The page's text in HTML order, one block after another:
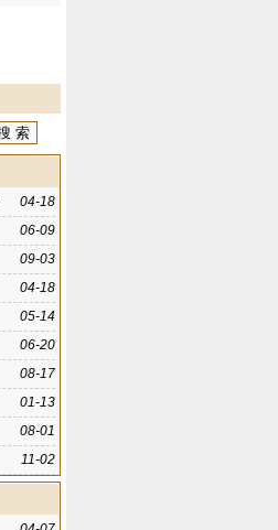
04-18
06-09
09-03
04-18
05-14
06-20
08-17
01-13
08-01
11-02